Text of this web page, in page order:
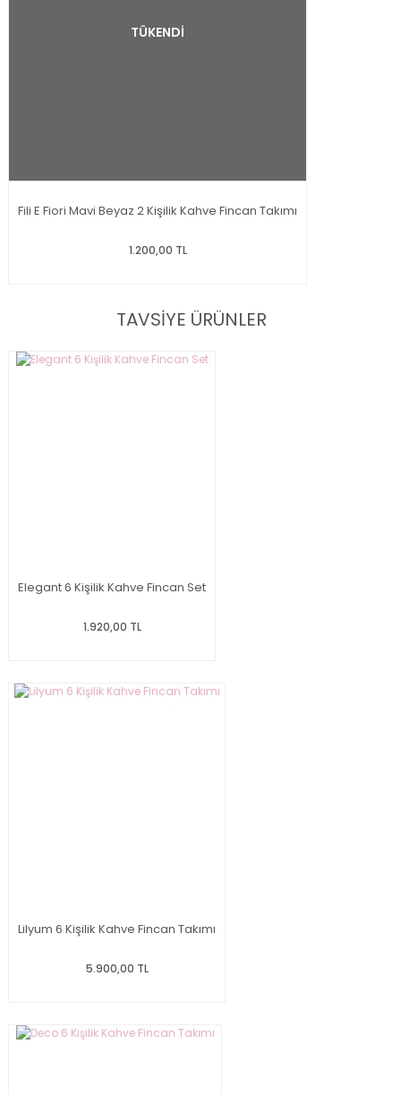
TÜKENDİ
Fili E Fiori Mavi Beyaz 2 Kişilik Kahve Fincan Takımı
1.200,00 TL
TAVSİYE ÜRÜNLER
Elegant 6 Kişilik Kahve Fincan Set
1.920,00 TL
Lilyum 6 Kişilik Kahve Fincan Takımı
5.900,00 TL